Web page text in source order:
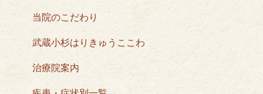
当院のこだわり
武蔵小杉はりきゅうここわ
治療院案内